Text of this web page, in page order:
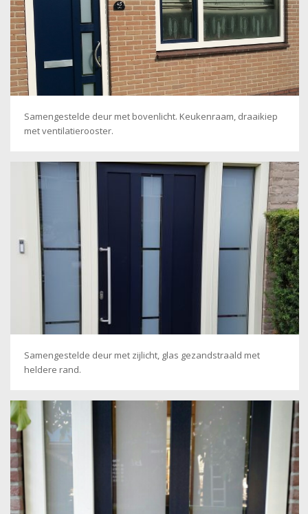
Samengestelde deur met bovenlicht. Keukenraam, draaikiep
met ventilatierooster.
Samengestelde deur met zijlicht, glas gezandstraald met
heldere rand.